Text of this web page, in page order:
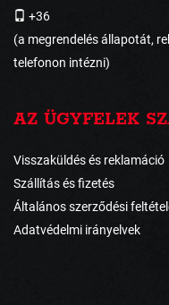
+36
(a megrendelés állapotát,
telefonon intézni)
AZ ÜGYFELEK
Visszaküldés és reklamáció
Szállítás és fizetés
Általános szerződési
Adatvédelmi irányelvek